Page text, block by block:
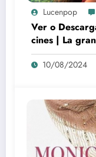
Lucenpop
Ver o
cines | La
culto Disney
10/08/2024